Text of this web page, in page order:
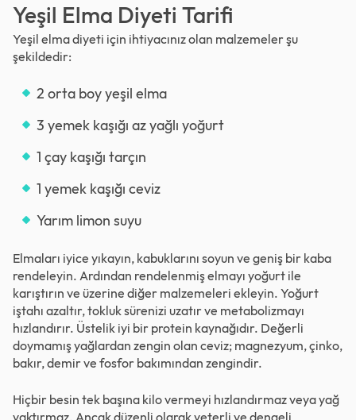
Yeşil Elma Diyeti Tarifi
Yeşil elma diyeti için ihtiyacınız olan malzemeler şu
şekildedir:
2 orta boy yeşil elma
3 yemek kaşığı az yağlı yoğurt
1 çay kaşığı tarçın
1 yemek kaşığı ceviz
Yarım limon suyu
Elmaları iyice yıkayın, kabuklarını soyun ve geniş bir kaba
rendeleyin. Ardından rendelenmiş elmayı yoğurt ile
karıştırın ve üzerine diğer malzemeleri ekleyin. Yoğurt
iştahı azaltır, tokluk sürenizi uzatır ve metabolizmayı
hızlandırır. Üstelik iyi bir protein kaynağıdır. Değerli
doymamış yağlardan zengin olan ceviz; magnezyum, çinko,
bakır, demir ve fosfor bakımından zengindir.
Hiçbir besin tek başına kilo vermeyi hızlandırmaz veya yağ
yaktırmaz. Ancak düzenli olarak yeterli ve dengeli